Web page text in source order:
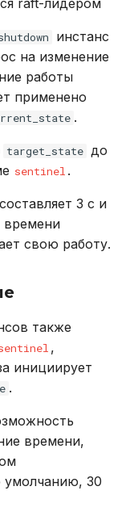
инстанс
на изменение
работы
применено
.
target_state до
sentinel .
3 с и
времени
свою работу.
также
,
инициирует
.
времени,
умолчанию, 30